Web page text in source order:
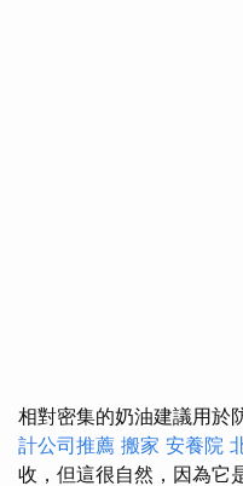
相對密集的奶油建議用於
計公司推薦 搬家 安養院
收，但這很自然，因為它